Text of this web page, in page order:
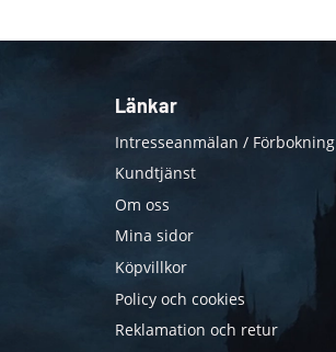
Länkar
Intresseanmälan / Förbokning
Kundtjänst
Om oss
Mina sidor
Köpvillkor
Policy och cookies
Reklamation och retur